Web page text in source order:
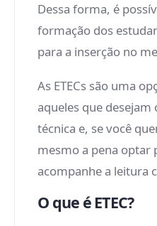
Dessa forma, é
formação dos
para a inserção no
As ETECs são uma
aqueles que
técnica e, se você
mesmo a pena optar
acompanhe a leitura
O que é ETEC?